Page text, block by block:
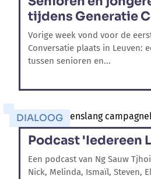
tijdens Generatie
Vorige week vond voor de
Conversatie plaats in Leuven:
tussen senioren en...
DIALOOG
Podcast 'Iedereen
Een podcast van Ng Sauw
Nick, Melinda, Ismaïl, Steven,